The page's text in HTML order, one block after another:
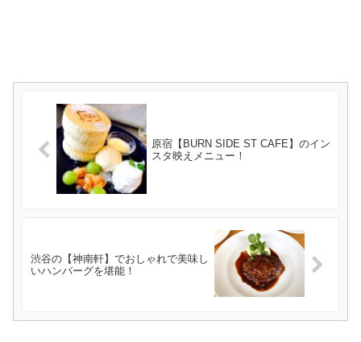
原宿【BURN SIDE ST CAFE】のイン
スタ映えメニュー！
渋谷の【神南軒】でおしゃれで美味し
いハンバーグを堪能！